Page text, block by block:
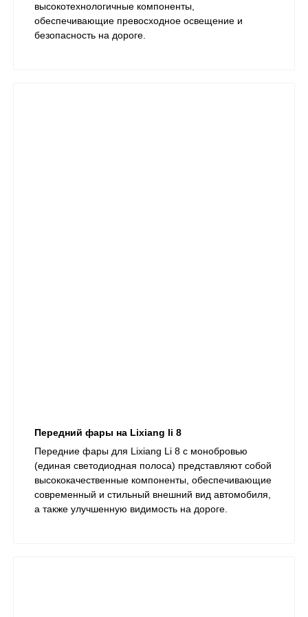
высокотехнологичные компоненты,
обеспечивающие превосходное освещение и
безопасность на дороге.
Передний фары на Lixiang li 8
​Передние фары для Lixiang Li 8 с монобровью
(единая светодиодная полоса) представляют собой
высококачественные компоненты, обеспечивающие
современный и стильный внешний вид автомобиля,
а также улучшенную видимость на дороге.